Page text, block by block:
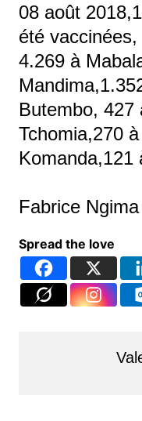
08 août
été
4.269 à
Butembo, 427
Tchomia,270
Komanda,121
Fabrice Ngima
Spread the love